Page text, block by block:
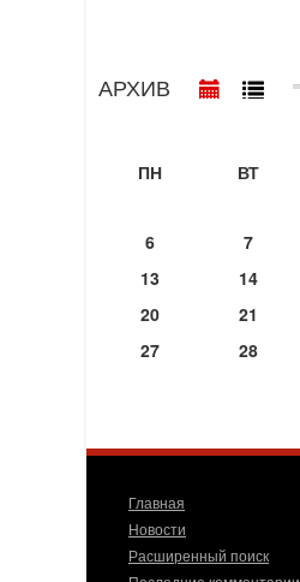
АРХИВ
ПН
ВТ
6
7
13
14
20
21
27
28
Главная
Новости
Расширенный поиск